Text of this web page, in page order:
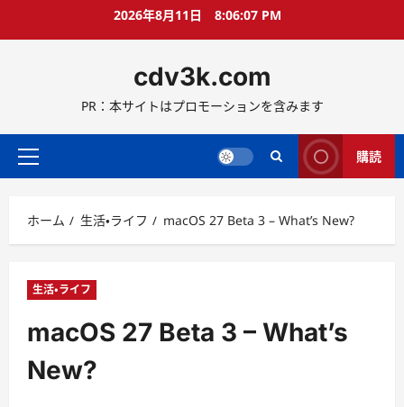
ス
ッ
2026年8月11日 8:06:08 PM
cdv3k.com
PR：本サイトはプロモーションを含みます
メ
メ
ニ
ー
購読
ホーム 生活・ライフ macOS 27 Beta 3 – What’s New?
生活・ライフ
macOS 27 Beta 3 – What’s
New?